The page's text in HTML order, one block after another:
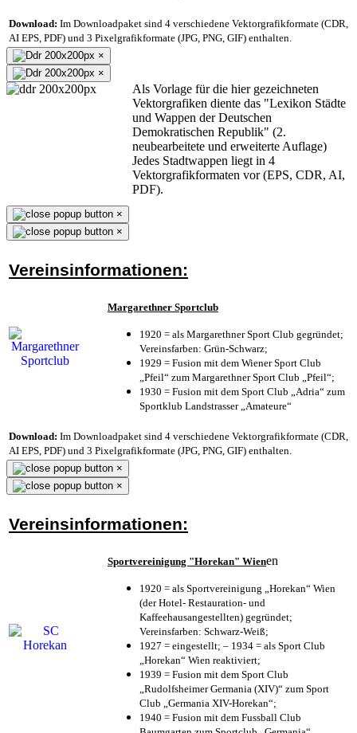
Download: Im Downloadpaket sind 4 verschiedene Vektorgrafikformate (CDR,
AI EPS, PDF) und 3 Pixelgrafikformate (JPG, PNG, GIF) enthalten.
×
×
Als Vorlage für die hier gezeichneten
Vektorgrafiken diente das "Lexikon Städte
und Wappen der Deutschen
Demokratischen Republik" (2.
neubearbeitete und erweiterte Auflage)
Jedes Stadtwappen liegt in 4
Vektorgrafikformaten vor (EPS, CDR, AI,
PDF).
×
×
Vereinsinformationen:
Margarethner Sportclub
1920 = als Margarethner Sport Club gegründet;
Vereinsfarben: Grün-Schwarz;
1929 = Fusion mit dem Wiener Sport Club
„Pfeil“ zum Margarethner Sport Club „Pfeil“;
1930 = Fusion mit dem Sport Club „Adria“ zum
Sportklub Landstrasser „Amateure“
Download: Im Downloadpaket sind 4 verschiedene Vektorgrafikformate (CDR,
AI EPS, PDF) und 3 Pixelgrafikformate (JPG, PNG, GIF) enthalten.
×
×
Vereinsinformationen:
Sportvereinigung "Horekan" Wienen
1920 = als Sportvereinigung „Horekan“ Wien
(der Hotel- Restauration- und
Kaffeehausangestellten) gegründet;
Vereinsfarben: Schwarz-Weiß;
1927 = eingestellt; – 1934 = als Sport Club
„Horekan“ Wien reaktiviert;
1939 = Fusion mit dem Sport Club
„Rudolfsheimer Germania (XIV)“ zum Sport
Club „Germania XIV-Horekan“;
1940 = Fusion mit dem Fussball Club